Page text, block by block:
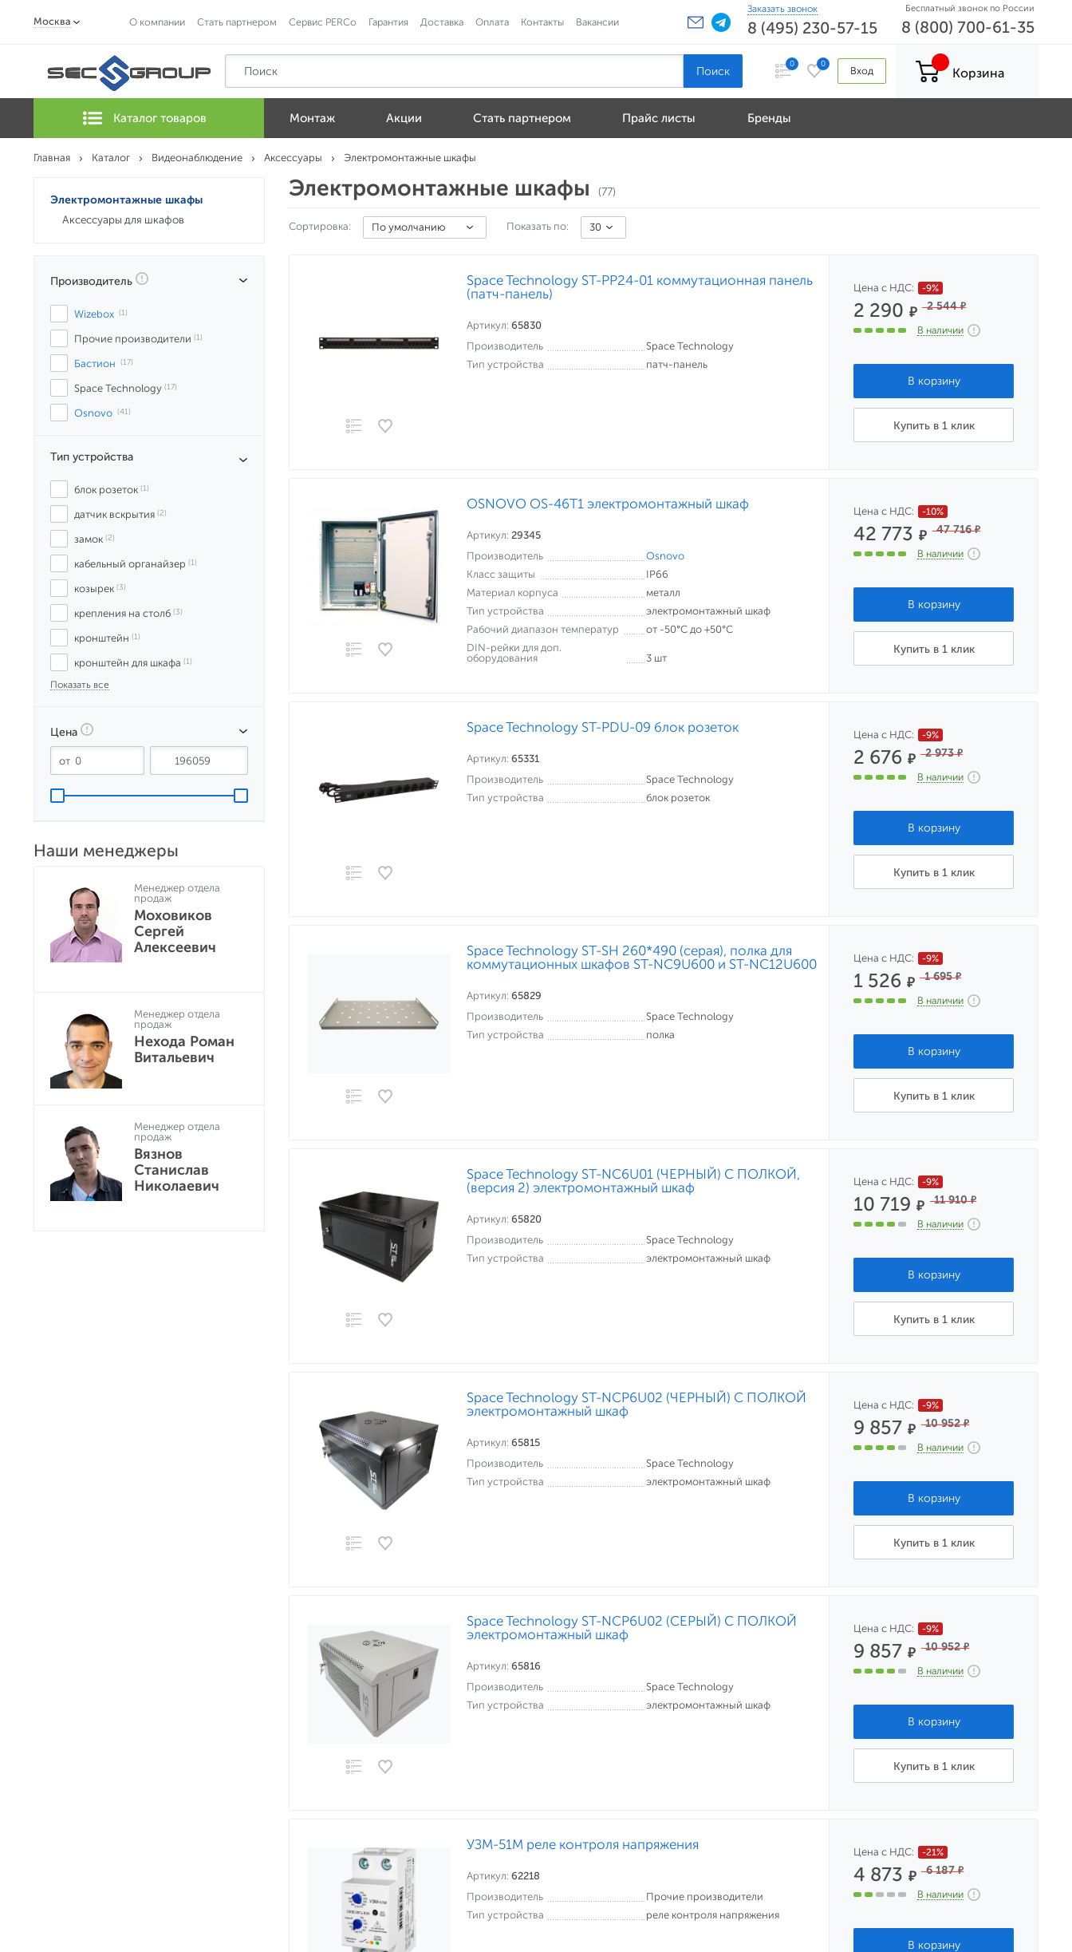
Москва О компании Стать партнером Сервис PERCo Гарантия Доставка Оплата Контакты Вакансии
Заказать звонок
8 (495) 230-57-15
Бесплатный звонок по России
8 (800) 700-61-35
0 0
Вход Корзина
Каталог товаров Монтаж Акции Стать партнером Прайс листы Бренды
Главная Каталог Видеонаблюдение Аксессуары Электромонтажные шкафы
Электромонтажные шкафы
Аксессуары для шкафов
Производитель
Wizebox (1)
Прочие производители (1)
Бастион (17)
Space Technology (17)
Osnovo (41)
Тип устройства
блок розеток (1)
датчик вскрытия (2)
замок (2)
кабельный органайзер (1)
козырек (3)
крепления на столб (3)
кронштейн (1)
кронштейн для шкафа (1)
Показать все
Цена
Наши менеджеры
Менеджер отдела
продаж
Моховиков
Сергей
Алексеевич
Менеджер отдела
продаж
Нехода Роман
Витальевич
Менеджер отдела
продаж
Вязнов
Станислав
Николаевич
Электромонтажные шкафы (77)
Сортировка: По умолчанию Показать по: 30
Space Technology ST-PP24-01 коммутационная панель
(патч-панель)
Артикул: 65830
Производитель
Space Technology
Тип устройства
патч-панель
Цена с НДС: -9%
2 290₽ 2 544₽
В наличии
Купить в 1 клик
OSNOVO OS-46T1 электромонтажный шкаф
Артикул: 29345
Производитель
Osnovo
Класс защиты
IP66
Материал корпуса
металл
Тип устройства
электромонтажный шкаф
Рабочий диапазон температур
от -50°С до +50°С
DIN-рейки для доп.
оборудования
3 шт
Цена с НДС: -10%
42 773₽ 47 716₽
В наличии
Купить в 1 клик
Space Technology ST-PDU-09 блок розеток
Артикул: 65331
Производитель
Space Technology
Тип устройства
блок розеток
Цена с НДС: -9%
2 676₽ 2 973₽
В наличии
Купить в 1 клик
Space Technology ST-SH 260*490 (серая), полка для
коммутационных шкафов ST-NC9U600 и ST-NC12U600
Артикул: 65829
Производитель
Space Technology
Тип устройства
полка
Цена с НДС: -9%
1 526₽ 1 695₽
В наличии
Купить в 1 клик
Space Technology ST-NC6U01 (ЧЕРНЫЙ) С ПОЛКОЙ,
(версия 2) электромонтажный шкаф
Артикул: 65820
Производитель
Space Technology
Тип устройства
электромонтажный шкаф
Цена с НДС: -9%
10 719₽ 11 910₽
В наличии
Купить в 1 клик
Space Technology ST-NCP6U02 (ЧЕРНЫЙ) С ПОЛКОЙ
электромонтажный шкаф
Артикул: 65815
Производитель
Space Technology
Тип устройства
электромонтажный шкаф
Цена с НДС: -9%
9 857₽ 10 952₽
В наличии
Купить в 1 клик
Space Technology ST-NCP6U02 (СЕРЫЙ) С ПОЛКОЙ
электромонтажный шкаф
Артикул: 65816
Производитель
Space Technology
Тип устройства
электромонтажный шкаф
Цена с НДС: -9%
9 857₽ 10 952₽
В наличии
Купить в 1 клик
УЗМ-51М реле контроля напряжения
Артикул: 62218
Производитель
Прочие производители
Тип устройства
реле контроля напряжения
Цена с НДС: -21%
4 873₽ 6 187₽
В наличии